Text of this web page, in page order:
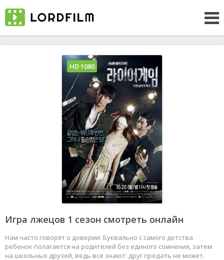
Игра лжецов 1 сезон смотреть онлайн
Нам часто говорят о доверии. Буквально с самого детства
ребенок полагается на родителей без единого сомнения, затем
на школьных друзей, ведь все знают: друг предать не может.
HD 1080